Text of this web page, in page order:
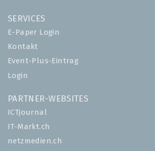
SERVICES
E-Paper Login
Kontakt
Event-Plus-Eintrag
Login
PARTNER-WEBSITES
ICTjournal
IT-Markt.ch
netzmedien.ch